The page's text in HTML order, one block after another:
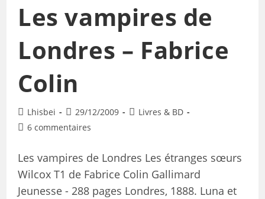
Les vampires de
Londres – Fabrice
Colin
Lhisbei 29/12/2009
Livres & BD
6 commentaires
Les vampires de Londres Les étranges sœurs
Wilcox T1 de Fabrice Colin Gallimard
Jeunesse - 288 pages Londres, 1888. Luna et